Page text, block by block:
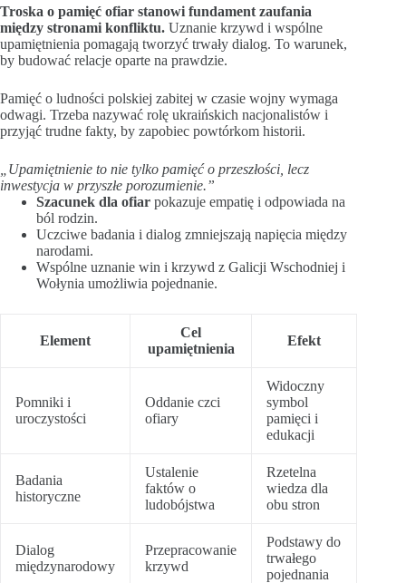
Troska o pamięć ofiar stanowi fundament zaufania
między stronami konfliktu. Uznanie krzywd i wspólne
upamiętnienia pomagają tworzyć trwały dialog. To warunek,
by budować relacje oparte na prawdzie.
Pamięć o ludności polskiej zabitej w czasie wojny wymaga
odwagi. Trzeba nazywać rolę ukraińskich nacjonalistów i
przyjąć trudne fakty, by zapobiec powtórkom historii.
„Upamiętnienie to nie tylko pamięć o przeszłości, lecz
inwestycja w przyszłe porozumienie.”
Szacunek dla ofiar pokazuje empatię i odpowiada na
ból rodzin.
Uczciwe badania i dialog zmniejszają napięcia między
narodami.
Wspólne uznanie win i krzywd z Galicji Wschodniej i
Wołynia umożliwia pojednanie.
Element
Cel
upamiętnienia
Efekt
Pomniki i
uroczystości
Oddanie czci
ofiary
Widoczny
symbol
pamięci i
edukacji
Badania
historyczne
Ustalenie
faktów o
ludobójstwa
Rzetelna
wiedza dla
obu stron
Dialog
międzynarodowy
Przepracowanie
krzywd
Podstawy do
trwałego
pojednania